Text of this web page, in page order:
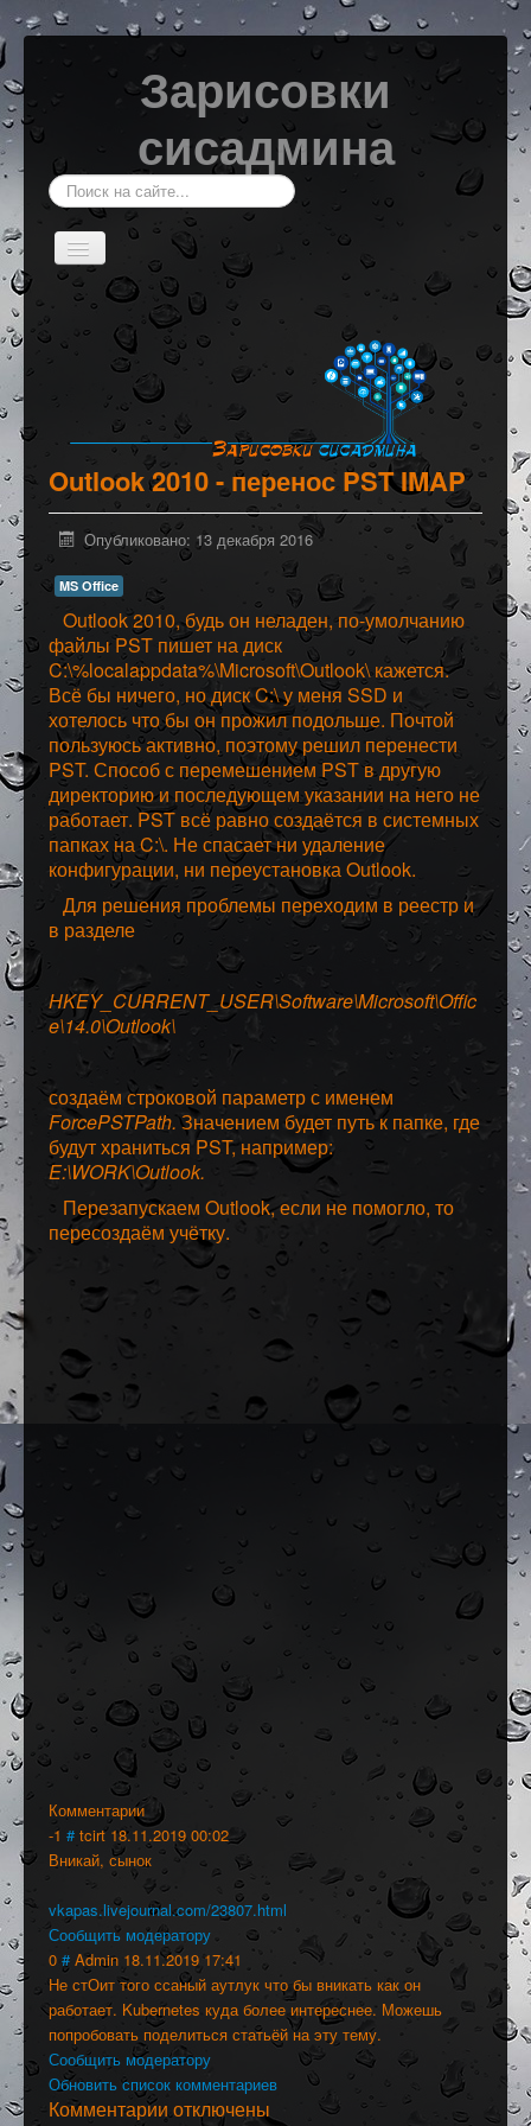
Зарисовки
сисадмина
Искать...
Включить/
выключить
навигацию
Главная
Системы мониторинга
Windows
Сетевое оборудование
Программирование
Программное обеспечение
Разное
Outlook 2010 - перенос PST IMAP
Опубликовано: 13 декабря 2016
MS Office
Outlook 2010, будь он неладен, по-умолчанию
файлы PST пишет на диск
C:\%localappdata%\Microsoft\Outlook\ кажется.
Всё бы ничего, но диск C:\ у меня SSD и
хотелось что бы он прожил подольше. Почтой
пользуюсь активно, поэтому решил перенести
PST. Способ с перемешением PST в другую
директорию и последующем указании на него не
работает. PST всё равно создаётся в системных
папках на C:\. Не спасает ни удаление
конфигурации, ни переустановка Outlook.
Для решения проблемы переходим в реестр и
в разделе
HKEY_CURRENT_USER\Software\Microsoft\Offic
e\14.0\Outlook\
создаём строковой параметр с именем
ForcePSTPath.Значением будет путь к папке, где
будут храниться PST, например:
E:\WORK\Outlook.
Перезапускаем Outlook, если не помогло, то
пересоздаём учётку.
Комментарии
-1 # tcirt 18.11.2019 00:02
Вникай, сынок
vkapas.livejournal.com/23807.html
Сообщить модератору
0 # Admin 18.11.2019 17:41
Не стОит того ссаный аутлук что бы вникать как он
работает. Kubernetes куда более интереснее. Можешь
попробовать поделиться статьёй на эту тему.
Сообщить модератору
Обновить список комментариев
Комментарии отключены